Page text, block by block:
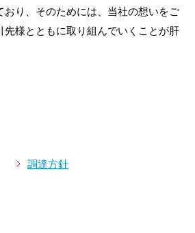
おり、そのためには、当社の想いをご
先様とともに取り組んでいくことが肝
調達方針